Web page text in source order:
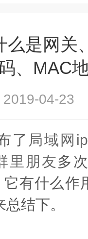
么是网关
、MAC
2019-04-
了 局域网
里朋友多
有什么作
结下。